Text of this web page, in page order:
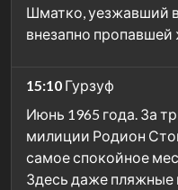
Шматко, уезжавший
внезапно
15:10 Гурзуф
Июнь 1965 года. За
милиции Родион
самое спокойное
Здесь даже